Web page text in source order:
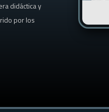
didáctica y
por los